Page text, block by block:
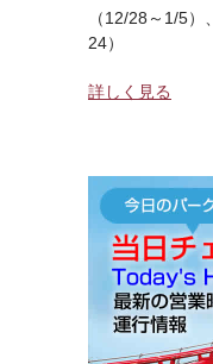
（12/28～1/5
24）
詳しく見る